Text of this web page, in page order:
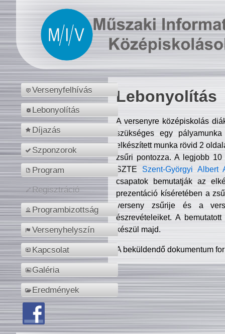
Versenyfelhívás
Lebonyolítás
Díjazás
Szponzorok
Program
Regisztráció
Programbizottság
Versenyhelyszín
Kapcsolat
Galéria
Eredmények
Lebonyolítás
A versenyre középiskolás
szükséges egy
elkészített munka rövid 2
zsűri pontozza. A legjobb
SZTE Szent-Györgyi Albert
csapatok bemutatják az
prezentáció kíséretében a
verseny zsűrije és a
észrevételeiket. A
készül majd.
A beküldendő dokumentum